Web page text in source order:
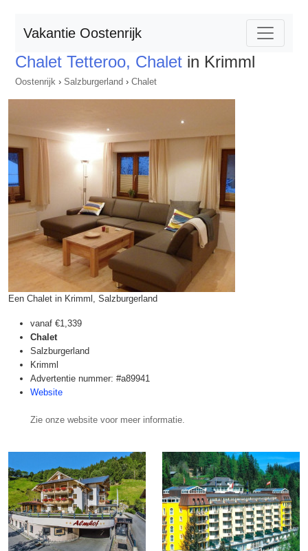
Vakantie Oostenrijk
Chalet Tetteroo, Chalet in Krimml
Oostenrijk › Salzburgerland › Chalet
Een Chalet in Krimml, Salzburgerland
vanaf €1,339
Chalet
Salzburgerland
Krimml
Advertentie nummer: #a89941
Website
Zie onze website voor meer informatie.